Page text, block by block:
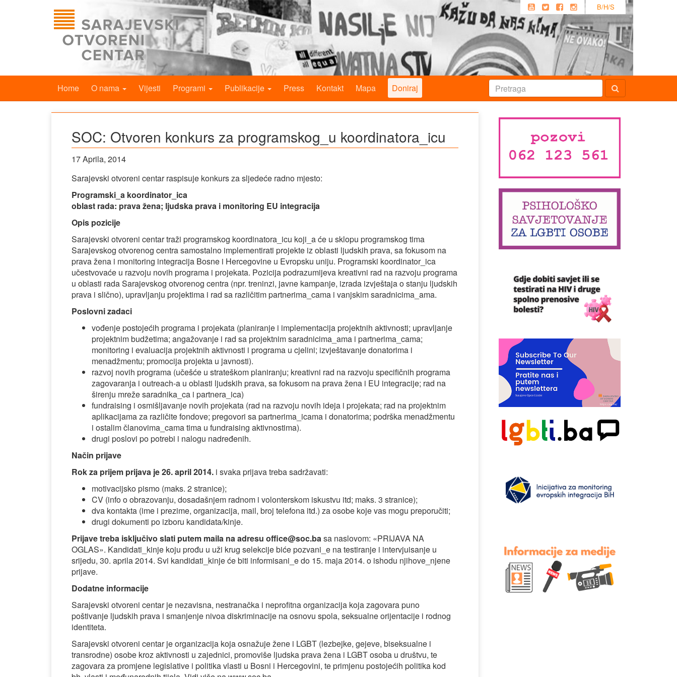
B/H/S
Home O nama Vijesti Programi Publikacije Press Kontakt Mapa Doniraj
SOC: Otvoren konkurs za programskog_u koordinatora_icu
17 Aprila, 2014
Sarajevski otvoreni centar raspisuje konkurs za sljedeće radno mjesto:
Programski_a koordinator_ica
oblast rada: prava žena; ljudska prava i monitoring EU integracija
Opis pozicije
Sarajevski otvoreni centar traži programskog koordinatora_icu koji_a će u sklopu programskog tima
Sarajevskog otvorenog centra samostalno implementirati projekte iz oblasti ljudskih prava, sa fokusom na
prava žena i monitoring integracija Bosne i Hercegovine u Evropsku uniju. Programski koordinator_ica
učestvovaće u razvoju novih programa i projekata. Pozicija podrazumijeva kreativni rad na razvoju programa
u oblasti rada Sarajevskog otvorenog centra (npr. treninzi, javne kampanje, izrada izvještaja o stanju ljudskih
prava i slično), upravljanju projektima i rad sa različitim partnerima_cama i vanjskim saradnicima_ama.
Poslovni zadaci
vođenje postojećih programa i projekata (planiranje i implementacija projektnih aktivnosti; upravljanje
projektnim budžetima; angažovanje i rad sa projektnim saradnicima_ama i partnerima_cama;
monitoring i evaluacija projektnih aktivnosti i programa u cjelini; izvještavanje donatorima i
menadžmentu; promocija projekta u javnosti).
razvoj novih programa (učešće u strateškom planiranju; kreativni rad na razvoju specifičnih programa
zagovaranja i outreach-a u oblasti ljudskih prava, sa fokusom na prava žena i EU integracije; rad na
širenju mreže saradnika_ca i partnera_ica)
fundraising i osmišljavanje novih projekata (rad na razvoju novih ideja i projekata; rad na projektnim
aplikacijama za različite fondove; pregovori sa partnerima_icama i donatorima; podrška menadžmentu
i ostalim članovima_cama tima u fundraising aktivnostima).
drugi poslovi po potrebi i nalogu nadređenih.
Način prijave
Rok za prijem prijava je 26. april 2014. i svaka prijava treba sadržavati:
motivacijsko pismo (maks. 2 stranice);
CV (info o obrazovanju, dosadašnjem radnom i volonterskom iskustvu itd; maks. 3 stranice);
dva kontakta (ime i prezime, organizacija, mail, broj telefona itd.) za osobe koje vas mogu preporučiti;
drugi dokumenti po izboru kandidata/kinje.
Prijave treba isključivo slati putem maila na adresu office@soc.basa naslovom: «PRIJAVA NA
OGLAS». Kandidati_kinje koju prođu u uži krug selekcije biće pozvani_e na testiranje i intervjuisanje u
srijedu, 30. aprila 2014. Svi kandidati_kinje će biti informisani_e do 15. maja 2014. o ishodu njihove_njene
prijave.
Dodatne informacije
Sarajevski otvoreni centar je nezavisna, nestranačka i neprofitna organizacija koja zagovara puno
poštivanje ljudskih prava i smanjenje nivoa diskriminacije na osnovu spola, seksualne orijentacije i rodnog
identiteta.
Sarajevski otvoreni centar je organizacija koja osnažuje žene i LGBT (lezbejke, gejeve, biseksualne i
transrodne) osobe kroz aktivnosti u zajednici, promoviše ljudska prava žena i LGBT osoba u društvu, te
zagovara za promjene legislative i politika vlasti u Bosni i Hercegovini, te primjenu postojećih politika kod